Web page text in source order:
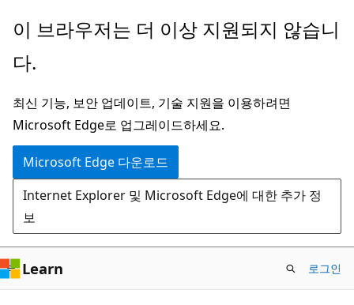
주
콘
츠
로
건
너
뛰
기
이 브라우저는 더 이상 지원되지 않습니
다.
최신 기능, 보안 업데이트, 기술 지원을 이용하려면
Microsoft Edge로 업그레이드하세요.
Microsoft Edge 다운로드
Internet Explorer 및 Microsoft Edge에 대한 추가 정
보
Learn 로그인